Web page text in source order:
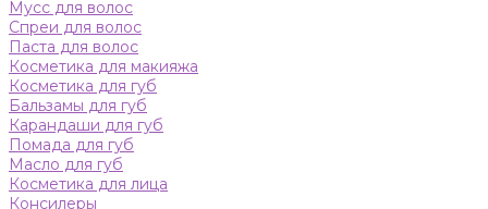
Мусс для волос
Спреи для волос
Паста для волос
Косметика для макияжа
Косметика для губ
Бальзамы для губ
Карандаши для губ
Помада для губ
Масло для губ
Косметика для лица
Консилеры